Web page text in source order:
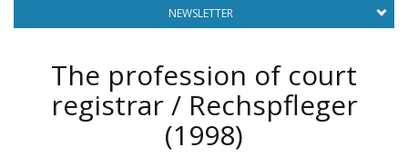
NEWSLETTER
The profession of court
registrar / Rechspfleger
(1998)